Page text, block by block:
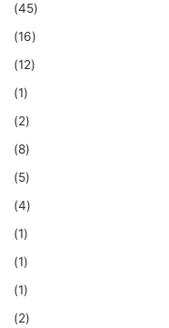
(45)
(16)
(12)
(1)
(2)
(8)
(5)
(4)
(1)
(1)
(1)
(2)